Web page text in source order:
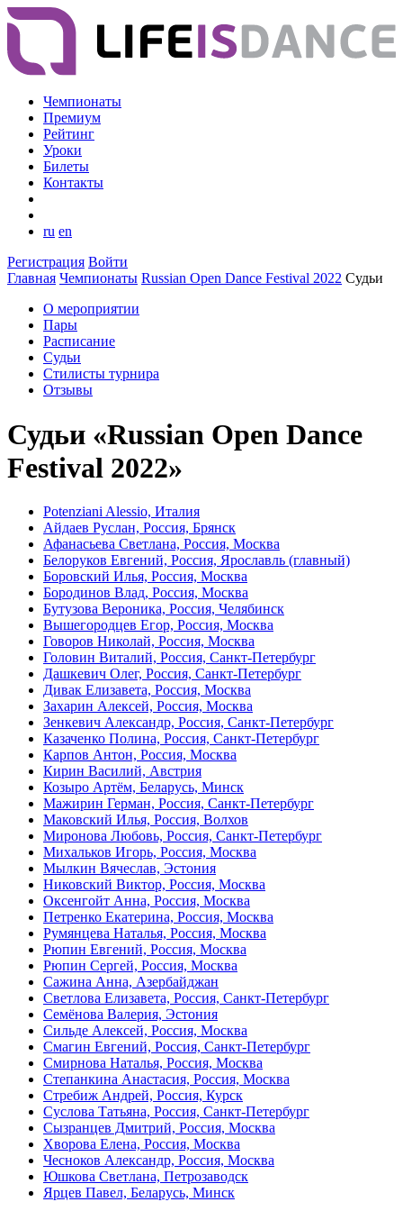
Чемпионаты
Премиум
Рейтинг
Уроки
Билеты
Контакты
ru en
Регистрация Войти
Главная Чемпионаты Russian Open Dance Festival 2022 Судьи
О мероприятии
Пары
Расписание
Судьи
Стилисты турнира
Отзывы
Судьи «Russian Open Dance
Festival 2022»
Potenziani Alessio, Италия
Айдаев Руслан, Россия, Брянск
Афанасьева Светлана, Россия, Москва
Белоруков Евгений, Россия, Ярославль (главный)
Боровский Илья, Россия, Москва
Бородинов Влад, Россия, Москва
Бутузова Вероника, Россия, Челябинск
Вышегородцев Егор, Россия, Москва
Говоров Николай, Россия, Москва
Головин Виталий, Россия, Санкт-Петербург
Дашкевич Олег, Россия, Санкт-Петербург
Дивак Елизавета, Россия, Москва
Захарин Алексей, Россия, Москва
Зенкевич Александр, Россия, Санкт-Петербург
Казаченко Полина, Россия, Санкт-Петербург
Карпов Антон, Россия, Москва
Кирин Василий, Австрия
Козыро Артём, Беларусь, Минск
Мажирин Герман, Россия, Санкт-Петербург
Маковский Илья, Россия, Волхов
Миронова Любовь, Россия, Санкт-Петербург
Михальков Игорь, Россия, Москва
Мылкин Вячеслав, Эстония
Никовский Виктор, Россия, Москва
Оксенгойт Анна, Россия, Москва
Петренко Екатерина, Россия, Москва
Румянцева Наталья, Россия, Москва
Рюпин Евгений, Россия, Москва
Рюпин Сергей, Россия, Москва
Сажина Анна, Азербайджан
Светлова Елизавета, Россия, Санкт-Петербург
Семёнова Валерия, Эстония
Сильде Алексей, Россия, Москва
Смагин Евгений, Россия, Санкт-Петербург
Смирнова Наталья, Россия, Москва
Степанкина Анастасия, Россия, Москва
Стребиж Андрей, Россия, Курск
Суслова Татьяна, Россия, Санкт-Петербург
Сызранцев Дмитрий, Россия, Москва
Хворова Елена, Россия, Москва
Чесноков Александр, Россия, Москва
Юшкова Светлана, Петрозаводск
Ярцев Павел, Беларусь, Минск